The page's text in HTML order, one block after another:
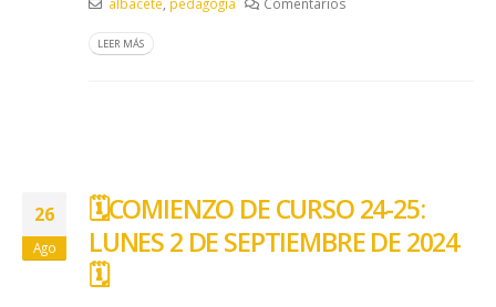
LEER MÁS
26
Ago
🗓️​COMIENZO DE CURSO 24-25:
LUNES 2 DE SEPTIEMBRE DE 2024
🗓️​